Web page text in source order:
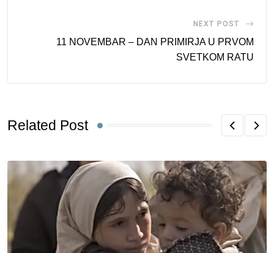
NEXT POST
11 NOVEMBAR – DAN PRIMIRJA U PRVOM
SVETKOM RATU
Related Post